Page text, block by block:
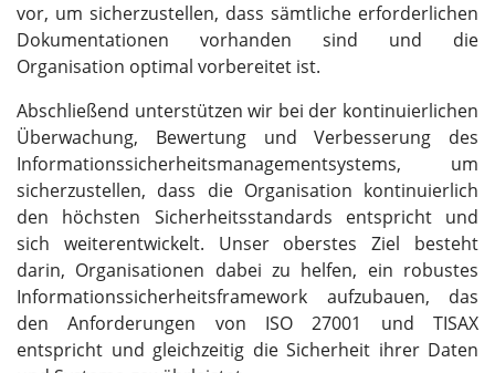
vor, um sicherzustellen, dass sämtliche erforderlichen
Dokumentationen vorhanden sind und die
Organisation optimal vorbereitet ist.
Abschließend unterstützen wir bei der kontinuierlichen
Überwachung, Bewertung und Verbesserung des
Informationssicherheitsmanagementsystems, um
sicherzustellen, dass die Organisation kontinuierlich
den höchsten Sicherheitsstandards entspricht und
sich weiterentwickelt. Unser oberstes Ziel besteht
darin, Organisationen dabei zu helfen, ein robustes
Informationssicherheitsframework aufzubauen, das
den Anforderungen von ISO 27001 und TISAX
entspricht und gleichzeitig die Sicherheit ihrer Daten